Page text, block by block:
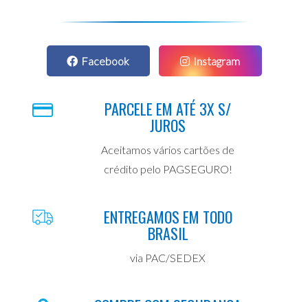
Facebook Instagram
PARCELE EM ATÉ 3X S/
JUROS
Aceitamos vários cartões de
crédito pelo PAGSEGURO!
ENTREGAMOS EM TODO
BRASIL
via PAC/SEDEX